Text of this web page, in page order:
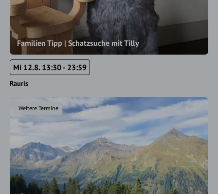
Familien Tipp | Schatzsuche mit Tilly
Mi 12.8. 13:30 - 23:59
Rauris
Weitere Termine